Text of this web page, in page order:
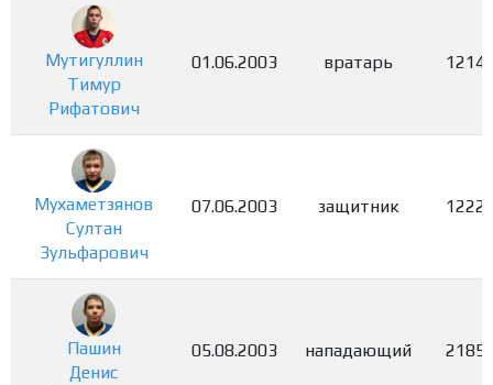
Мутигуллин
Тимур
Рифатович
01.06.2003 вратарь 1214
Мухаметзянов
Султан
Зульфарович
07.06.2003 защитник 1222
Пашин
Денис
05.08.2003 нападающий 2185